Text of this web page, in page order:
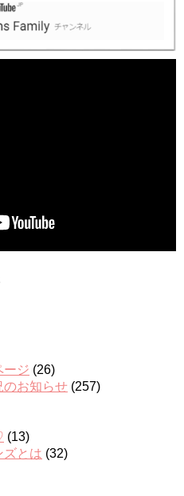
ージ (26)
のお知らせ (257)
(13)
とは (32)